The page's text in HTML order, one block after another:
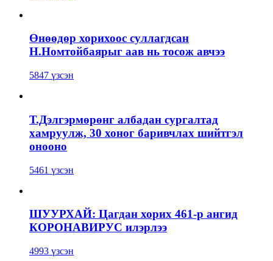
Өнөөдөр хорихоос суллагдсан
Н.Номтойбаярыг аав нь тосож авчээ
5847 үзсэн
Т.Дэлгэрмөрөнг албадан сургалтад
хамруулж, 30 хоног баривчлах шийтгэл
онооно
5461 үзсэн
ШУУРХАЙ: Цагдан хорих 461-р ангид
КОРОНАВИРУС илэрлээ
4993 үзсэн